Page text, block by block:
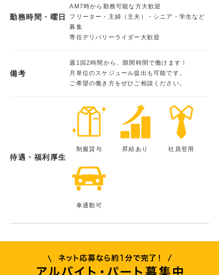
勤務時間・曜日
AM7時から勤務可能な方大歓迎
フリーター・主婦（主夫）・シニア・学生など
募集
専任デリバリーライダー大歓迎
備考
週1回2時間から、隙間時間で働けます！
月単位のスケジュール提出も可能です。
ご希望の働き方をぜひご相談ください。
待遇・福利厚生
制服貸与 昇給あり 社員登用
車通勤可